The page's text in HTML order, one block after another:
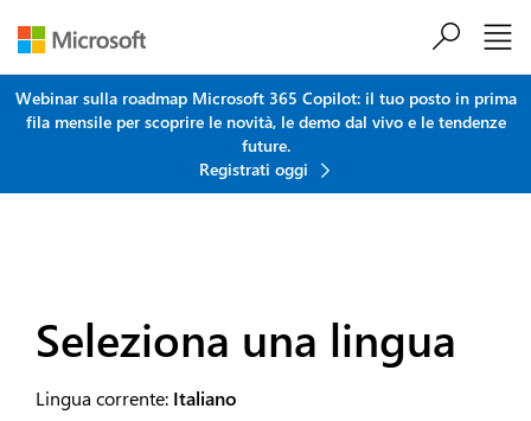
Webinar sulla roadmap Microsoft 365 Copilot: il tuo posto in prima
fila mensile per scoprire le novità, le demo dal vivo e le tendenze
future.
Registrati oggi
Seleziona una lingua
Lingua corrente: Italiano